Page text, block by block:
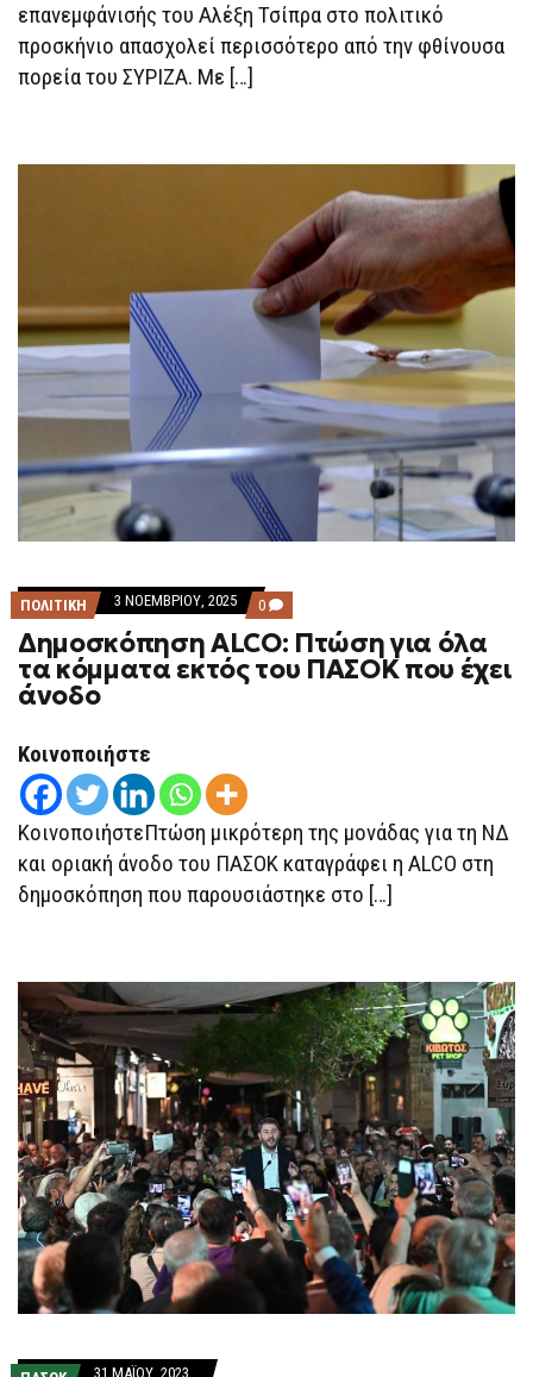
επανεμφάνισής του Αλέξη Τσίπρα στο πολιτικό
προσκήνιο απασχολεί περισσότερο από την φθίνουσα
πορεία του ΣΥΡΙΖΑ. Με […]
ΠΟΛΙΤΙΚΗ 3 ΝΟΕΜΒΡΊΟΥ, 2025 0 COMMENTS
ON
ΔΗΜΟΣΚΌΠΗΣΗ
ALCO:
ΠΤΏΣΗ
ΈΧΕΙ
ΆΝΟΔΟ
Δημοσκόπηση ALCO: Πτώση για όλα
τα κόμματα εκτός του ΠΑΣΟΚ που έχει
άνοδο
Κοινοποιήστε
ΚοινοποιήστεΠτώση μικρότερη της μονάδας για τη ΝΔ
και οριακή άνοδο του ΠΑΣΟΚ καταγράφει η ALCO στη
δημοσκόπηση που παρουσιάστηκε στο […]
31 ΜΑΪ́ΟΥ, 2023